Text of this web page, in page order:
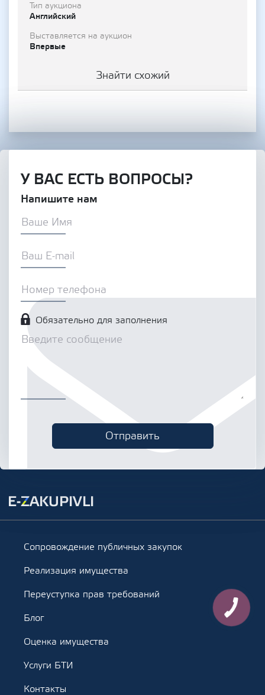
Тип аукциона
Английский
Выставляется на аукцион
Впервые
Знайти схожий
У ВАС ЕСТЬ ВОПРОСЫ?
Напишите нам
Обязательно для заполнения
Сопровождение публичных закупок
Реализация имущества
Переуступка прав требований
Блог
Оценка имущества
Услуги БТИ
Контакты